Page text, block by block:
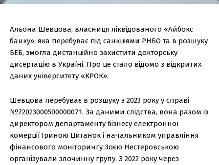
Альона Шевцова, власниця ліквідованого «Айбокс
банку», яка перебуває під санкціями РНБО та в розшуку
БЕБ, змогла дистанційно захистити докторську
дисертацію в Україні. Про це стало відомо з відкритих
даних університету «КРОК».
Шевцова перебуває в розшуку з 2023 року у справі
№72023000500000071. За даними слідства, вона разом із
директором департаменту бізнесу електронної
комерції Іриною Циганок і начальником управління
фінансового моніторингу Зоєю Нестеровською
організували злочинну групу. З 2022 року через